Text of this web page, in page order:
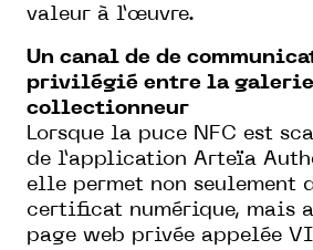
valeur à l’œuvre.
Un canal de de
privilégié entre la
collectionneur
Lorsque la puce NFC est
de l’application Arteïa
elle permet non seulement
certificat numérique, mais
page web privée appelée